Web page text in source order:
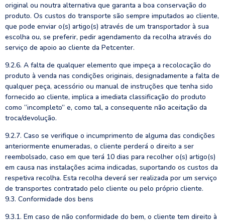
original ou noutra alternativa que garanta a boa conservação do
produto. Os custos do transporte são sempre imputados ao cliente,
que pode enviar o(s) artigo(s) através de um transportador à sua
escolha ou, se preferir, pedir agendamento da recolha através do
serviço de apoio ao cliente da Petcenter.
9.2.6. A falta de qualquer elemento que impeça a recolocação do
produto à venda nas condições originais, designadamente a falta de
qualquer peça, acessório ou manual de instruções que tenha sido
fornecido ao cliente, implica a imediata classificação do produto
como “incompleto” e, como tal, a consequente não aceitação da
troca/devolução.
9.2.7. Caso se verifique o incumprimento de alguma das condições
anteriormente enumeradas, o cliente perderá o direito a ser
reembolsado, caso em que terá 10 dias para recolher o(s) artigo(s)
em causa nas instalações acima indicadas, suportando os custos da
respetiva recolha. Esta recolha deverá ser realizada por um serviço
de transportes contratado pelo cliente ou pelo próprio cliente.
9.3. Conformidade dos bens
9.3.1. Em caso de não conformidade do bem, o cliente tem direito à